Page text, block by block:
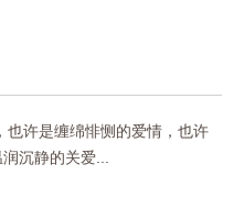
也许是缠绵悱恻的爱情，也许
沉静的关爱...